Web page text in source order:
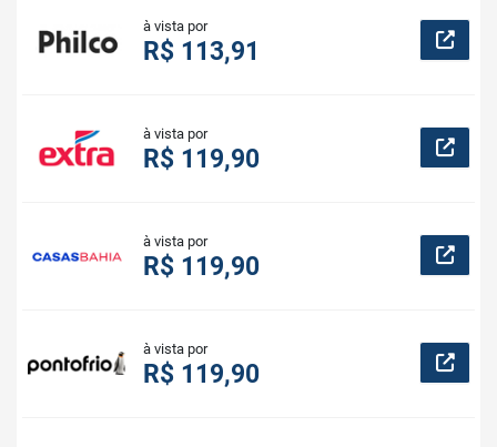
à vista por
R$ 113,91
à vista por
R$ 119,90
à vista por
R$ 119,90
à vista por
R$ 119,90